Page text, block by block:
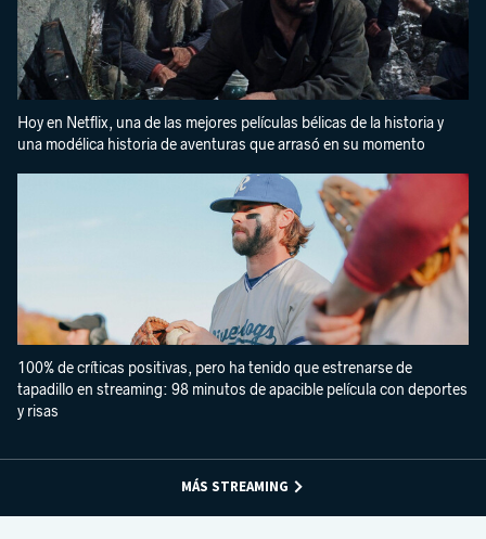
Hoy en Netflix, una de las mejores películas bélicas de la historia y
una modélica historia de aventuras que arrasó en su momento
100% de críticas positivas, pero ha tenido que estrenarse de
tapadillo en streaming: 98 minutos de apacible película con deportes
y risas
MÁS STREAMING